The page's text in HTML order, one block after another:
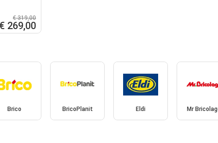
€ 319,00
269,00
Brico BricoPlanit Eldi Mr